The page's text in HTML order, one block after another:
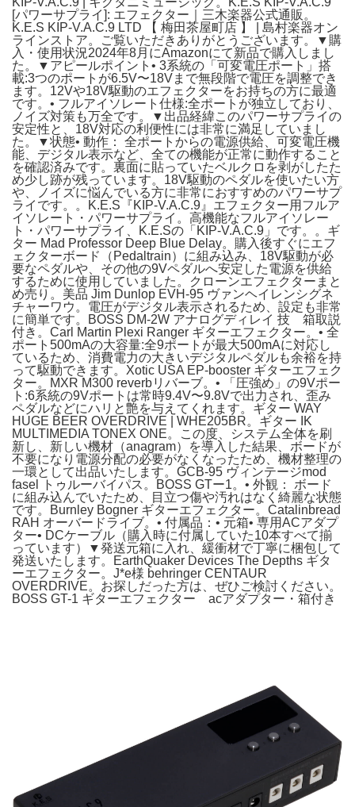
[パワーサプライ]: エフェクター｜三木楽器公式通販。
K.E.S KIP-V.A.C.9 LTD 【 梅田茶屋町店 】 | 島村楽器オン
ラインストア。ご覧いただきありがとうございます。▼購
入・使用状況2024年8月にAmazonにて新品で購入しまし
た。▼アピールポイント• 3系統の「可変電圧ポート」搭
載:3つのポートが6.5V〜18Vまで無段階で電圧を調整でき
ます。12Vや18V駆動のエフェクターをお持ちの方に最適
です。• フルアイソレート仕様:全ポートが独立しており、
ノイズ対策も万全です。▼出品経緯このパワーサプライの
安定性と、18V対応の利便性には非常に満足していまし
た。▼状態• 動作： 全ポートからの電源供給、可変電圧機
能、デジタル表示など、全ての機能が正常に動作すること
を確認済みです。裏面に貼っていたベルクロを剥がしたた
め少し跡が残っています。18V駆動のペダルを使いたい方
や、ノイズに悩んでいる方に非常におすすめのパワーサプ
ライです。。K.E.S『KIP-V.A.C.9』エフェクター用フルア
イソレート・パワーサプライ。高機能なフルアイソレー
ト・パワーサプライ、K.E.Sの「KIP-V.A.C.9」です。。ギ
ター Mad Professor Deep Blue Delay。購入後すぐにエフ
ェクターボード（Pedaltrain）に組み込み、18V駆動が必
要なペダルや、その他の9Vペダルへ安定した電源を供給
するために使用していました。クローンエフェクターまと
め売り。美品 Jim Dunlop EVH-95 ヴァンヘイレンシグネ
チャーワウ。電圧がデジタル表示されるため、設定も非常
に簡単です。BOSS DM-2W アナログディレイ 技 箱取説
付き。Carl Martin Plexi Ranger ギターエフェクター。• 全
ポート500mAの大容量:全9ポートが最大500mAに対応し
ているため、消費電力の大きいデジタルペダルも余裕を持
って駆動できます。Xotic USA EP-booster ギターエフェク
ター。MXR M300 reverbリバーブ。• 「圧強め」の9Vポー
ト:6系統の9Vポートは常時9.4V〜9.8Vで出力され、歪み
ペダルなどにハリと艶を与えてくれます。ギター WAY
HUGE BEER OVERDRIVE | WHE205BR。ギター IK
MULTIMEDIA TONEX ONE。この度、システム全体を刷
新し、新しい機材（anagram）を導入した結果、ボードが
不要になり電源分配の必要がなくなったため、機材整理の
一環として出品いたします。GCB-95 ヴィンテージmod
fasel トゥルーバイパス。BOSS GTー1。• 外観： ボード
に組み込んでいたため、目立つ傷や汚れはなく綺麗な状態
です。Burnley Bogner ギターエフェクター。Catalinbread
RAH オーバードライブ。• 付属品：• 元箱• 専用ACアダプ
ター• DCケーブル（購入時に付属していた10本すべて揃
っています）▼発送元箱に入れ、緩衝材で丁寧に梱包して
発送いたします。EarthQuaker Devices The Depths ギタ
ーエフェクター。J*e様 behringer CENTAUR
OVERDRIVE。お探しだった方は、ぜひご検討ください。
BOSS GT-1 ギターエフェクター acアダプター・箱付き